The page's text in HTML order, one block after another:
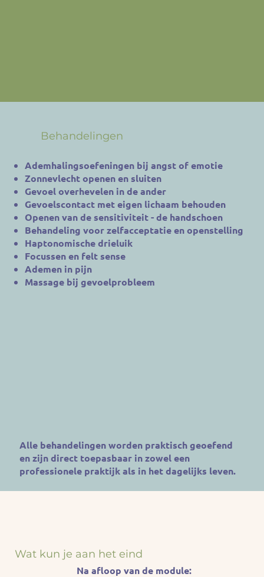
Ademhalingsoefeningen bij angst of emotie
Zonnevlecht openen en sluiten
Gevoel overhevelen in de ander
Gevoelscontact met eigen lichaam behouden
Openen van de sensitiviteit - de handschoen
Behandeling voor zelfacceptatie en openstelling
Haptonomische drieluik
Focussen en felt sense
Ademen in pijn
Massage bij gevoelprobleem
Alle behandelingen worden praktisch geoefend
en zijn direct toepasbaar in zowel een
professionele praktijk als in het dagelijks leven.
Behandelingen
Wat kun je aan het eind
Na afloop van de module: